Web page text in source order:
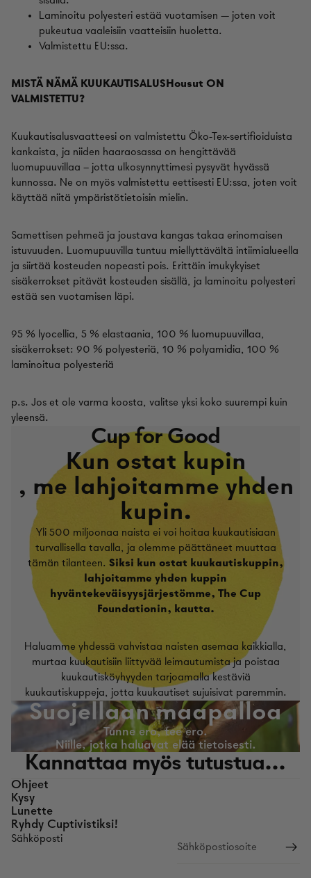
Laminoitu polyesteri estää vuotamisen — joten voit
pukeutua vaaleisiin vaatteisiin huoletta.
Valmistettu EU:ssa.
MISTÄ NÄMÄ KUUKAUTISALUSHousut ON
VALMISTETTU?
Kuukautisalusvaatteesi on valmistettu Öko-Tex-sertifioiduista
kankaista, ja niiden haaraosassa on hengittävää
luomupuuvillaa – jotta ulkosynnyttimesi pysyvät hyvässä
kunnossa. Ne on myös valmistettu eettisesti EU:ssa, joten voit
käyttää niitä ympäristötietoisin mielin.
Samettisen pehmeä ja joustava kangas takaa erinomaisen
istuvuuden. Luomupuuvilla tuntuu miellyttävältä intiimialueella
ja siirtää kosteuden nopeasti pois. Erittäin imukykyiset
sisäkerrokset pitävät kosteuden sisällä, ja laminoitu polyesteri
estää sen vuotamisen läpi.
95 % lyocellia, 5 % elastaania, 100 % luomupuuvillaa,
sisäkerrokset: 90 % polyesteriä, 10 % polyamidia, 100 %
laminoitua polyesteriä
p.s. Jos et ole varma koosta, valitse yksi koko suurempi kuin
yleensä.
Cup for Good
Kun ostat kupin
, me lahjoitamme yhden
kupin.
Yli 500 miljoonaa naista ei voi hoitaa kuukautisiaan
turvallisella tavalla, ja olemme päättäneet muuttaa
tämän tilanteen. Siksi kun ostat kuukautiskuppin,
lahjoitamme yhden kuppin
hyväntekeväisyysjärjestömme, The Cup
Foundationin, kautta.
Haluamme yhdessä vahvistaa naisten asemaa kaikkialla,
murtaa kuukautisiin liittyvää leimautumista ja poistaa
kuukautisköyhyyden tarjoamalla kestäviä
kuukautiskuppeja, jotta kuukautiset sujuisivat paremmin.
Suojellaan maapalloa
Tunne ero, tee ero.
Niille, jotka haluavat elää tietoisesti.
Kannattaa myös tutustua...
Ohjeet
Kysy
Lunette
Ryhdy Cuptivistiksi!
Sähköposti